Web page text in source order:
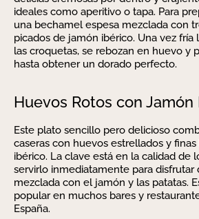
ideales como aperitivo o tapa. Para
una bechamel espesa mezclada con
picados de jamón ibérico. Una vez fría
las croquetas, se rebozan en huevo y
hasta obtener un dorado perfecto.
Huevos Rotos con
Este plato sencillo pero delicioso
caseras con huevos estrellados y
ibérico. La clave está en la calidad de
servirlo inmediatamente para disfrutar
mezclada con el jamón y las patatas.
popular en muchos bares y
España.